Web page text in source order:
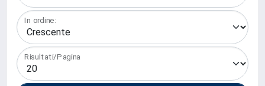
In ordine:
Risultati/Pagina